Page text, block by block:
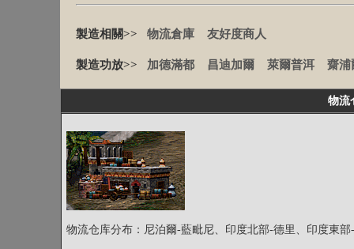
製造相關>> 物流倉庫 友好度商人
製造功放>> 加德滿都 昌迪加爾 萊爾普洱 齋浦
物流
物流仓库分布：尼泊爾-藍毗尼、印度北部-德里、印度東